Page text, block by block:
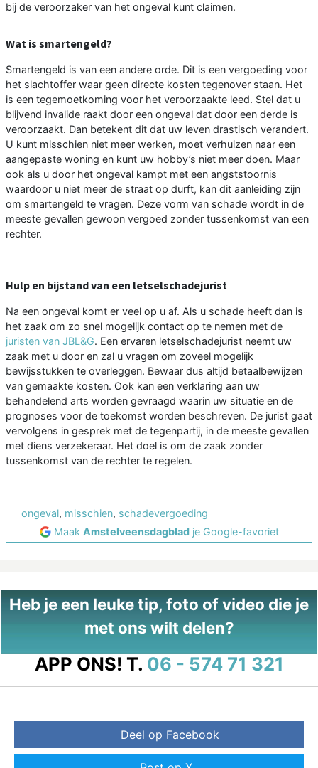
bij de veroorzaker van het ongeval kunt claimen.
Wat is smartengeld?
Smartengeld is van een andere orde. Dit is een vergoeding voor
het slachtoffer waar geen directe kosten tegenover staan. Het
is een tegemoetkoming voor het veroorzaakte leed. Stel dat u
blijvend invalide raakt door een ongeval dat door een derde is
veroorzaakt. Dan betekent dit dat uw leven drastisch verandert.
U kunt misschien niet meer werken, moet verhuizen naar een
aangepaste woning en kunt uw hobby’s niet meer doen. Maar
ook als u door het ongeval kampt met een angststoornis
waardoor u niet meer de straat op durft, kan dit aanleiding zijn
om smartengeld te vragen. Deze vorm van schade wordt in de
meeste gevallen gewoon vergoed zonder tussenkomst van een
rechter.
Hulp en bijstand van een letselschadejurist
Na een ongeval komt er veel op u af. Als u schade heeft dan is
het zaak om zo snel mogelijk contact op te nemen met de
juristen van JBL&G. Een ervaren letselschadejurist neemt uw
zaak met u door en zal u vragen om zoveel mogelijk
bewijsstukken te overleggen. Bewaar dus altijd betaalbewijzen
van gemaakte kosten. Ook kan een verklaring aan uw
behandelend arts worden gevraagd waarin uw situatie en de
prognoses voor de toekomst worden beschreven. De jurist gaat
vervolgens in gesprek met de tegenpartij, in de meeste gevallen
met diens verzekeraar. Het doel is om de zaak zonder
tussenkomst van de rechter te regelen.
ongeval, misschien, schadevergoeding
Maak Amstelveensdagbladje Google-favoriet
Heb je een leuke tip, foto of video die je
met ons wilt delen?
APP ONS! T. 06 - 574 71 321
Deel op Facebook